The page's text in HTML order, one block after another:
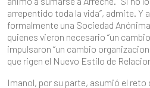
arrepentido toda la vida”, admite. Y
formalmente una Sociedad
quienes vieron necesario “un
impulsaron “un cambio
que rigen el Nuevo Estilo de
Imanol, por su parte, asumió el reto